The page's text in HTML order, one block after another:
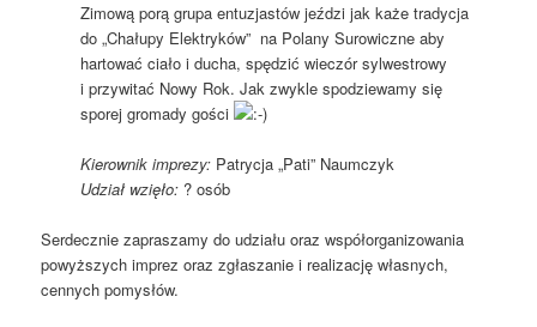
Zimową porą grupa entuzjastów jeździ jak każe tradycja
do „Chałupy Elektryków” na Polany Surowiczne aby
hartować ciało i ducha, spędzić wieczór sylwestrowy
i przywitać Nowy Rok. Jak zwykle spodziewamy się
sporej gromady gości
Kierownik imprezy:Patrycja „Pati” Naumczyk
Udział wzięło:? osób
Serdecznie zapraszamy do udziału oraz współorganizowania
powyższych imprez oraz zgłaszanie i realizację własnych,
cennych pomysłów.